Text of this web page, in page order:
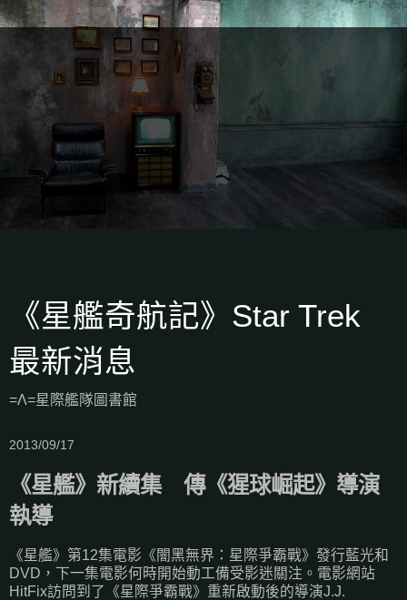
《星艦奇航記》Star Trek
最新消息
=Λ=星際艦隊圖書館
2013/09/17
《星艦》新續集 傳《猩球崛起》導演
執導
《星艦》第12集電影《闇黑無界：星際爭霸戰》發行藍光和
DVD，下一集電影何時開始動工備受影迷關注。電影網站
HitFix訪問到了《星際爭霸戰》重新啟動後的導演J.J.